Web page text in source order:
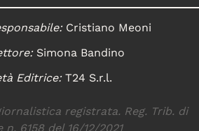
Cristiano Meoni
Simona Bandino
Editrice:T24 S.r.l.
registrata. Reg. Trib. di
n. 6158 del 16/12/2021